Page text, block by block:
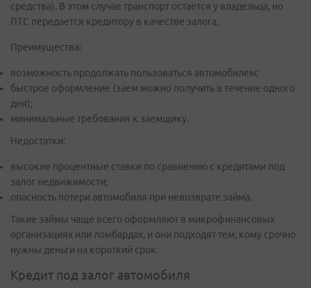
средства). В этом случае транспорт остается у владельца, но
ПТС передается кредитору в качестве залога.
Преимущества:
возможность продолжать пользоваться автомобилем;
быстрое оформление (заем можно получить в течение одного
дня);
минимальные требования к заемщику.
Недостатки:
высокие процентные ставки по сравнению с кредитами под
залог недвижимости;
опасность потери автомобиля при невозврате займа.
Такие займы чаще всего оформляют в микрофинансовых
организациях или ломбардах, и они подходят тем, кому срочно
нужны деньги на короткий срок.
Кредит под залог автомобиля